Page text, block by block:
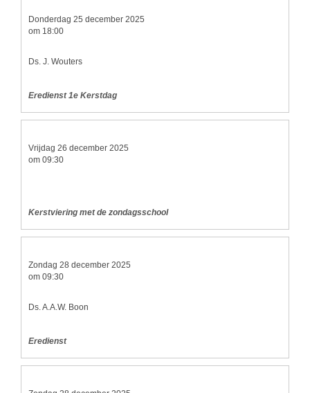
Donderdag 25 december 2025
om 18:00
Ds. J. Wouters
Eredienst 1e Kerstdag
Vrijdag 26 december 2025
om 09:30
Kerstviering met de zondagsschool
Zondag 28 december 2025
om 09:30
Ds. A.A.W. Boon
Eredienst